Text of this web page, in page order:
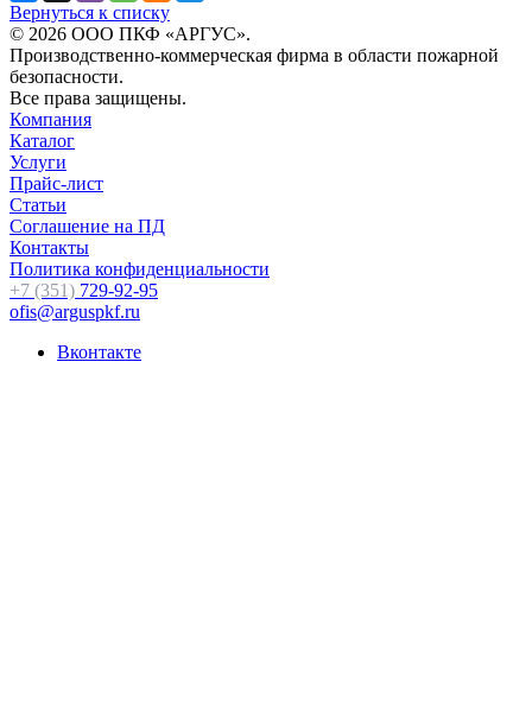
Вернуться к списку
© 2026 ООО ПКФ «АРГУС».
Производственно-коммерческая фирма в области пожарной
безопасности.
Все права защищены.
Компания
Каталог
Услуги
Прайс-лист
Статьи
Соглашение на ПД
Контакты
Политика конфиденциальности
+7 (351) 729-92-95
ofis@arguspkf.ru
Вконтакте